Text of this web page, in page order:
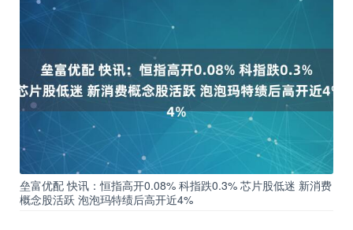
垒富优配 快讯：恒指高开0.08% 科指跌0.3% 芯片股低迷 新消费
概念股活跃 泡泡玛特绩后高开近4%